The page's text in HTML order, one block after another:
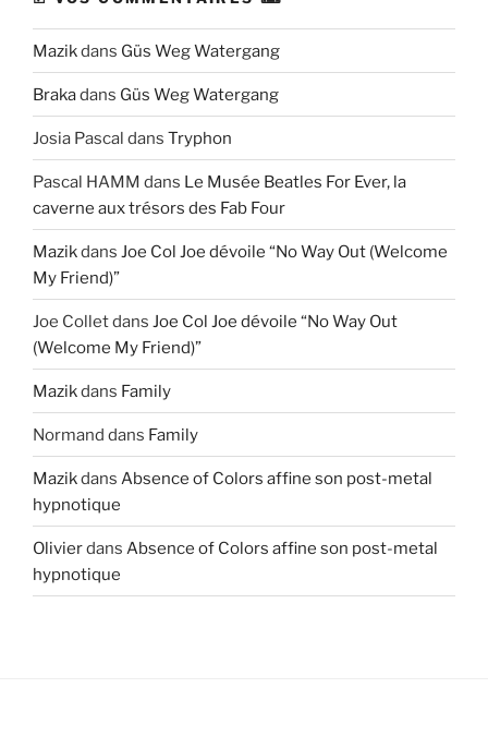
Mazikdans Güs Weg Watergang
Brakadans Güs Weg Watergang
Josia Pascal dans Tryphon
Pascal HAMM dans Le Musée Beatles For Ever, la
caverne aux trésors des Fab Four
Mazikdans Joe Col Joe dévoile “No Way Out (Welcome
My Friend)”
Joe Colletdans Joe Col Joe dévoile “No Way Out
(Welcome My Friend)”
Mazikdans Family
Normand dans Family
Mazikdans Absence of Colors affine son post-metal
hypnotique
Olivierdans Absence of Colors affine son post-metal
hypnotique